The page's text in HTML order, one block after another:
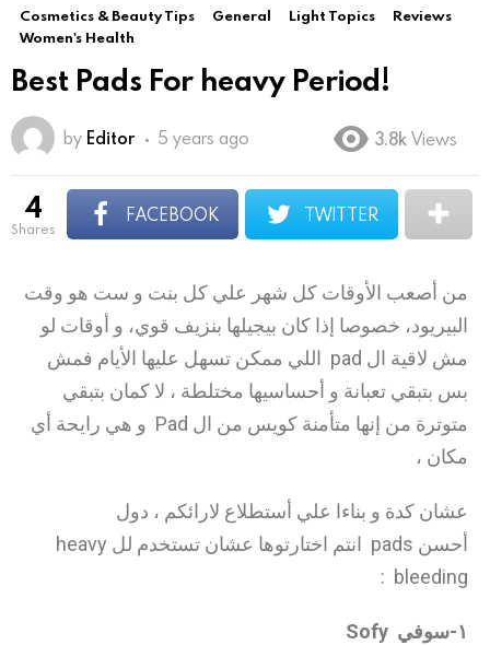
Cosmetics & Beauty Tips General Light Topics
Reviews
Women's Health
Best Pads For heavy Period!
by Editor 5 years ago 3.8k Views
4
shares
FACEBOOK TWITTER
من أصعب الأوقات كل شهر علي كل بنت و ست هو وقت
البيريود، خصوصا إذا كان بيجيلها بنزيف قوي، و أوقات لو
مش لاقية ال pad اللي ممكن تسهل عليها الأيام فمش
بس بتبقي تعبانة و أحساسيها مختلطة ، لا كمان بتبقي
متوترة من إنها متأمنة كويس من ال Pad و هي رايحة أي
مكان ،
عشان كدة و بناءا علي أستطلاع لارائكم ، دول
أحسن pads انتم اختارتوها عشان تستخدم لل heavy
bleeding :
١-سوفي Sofy